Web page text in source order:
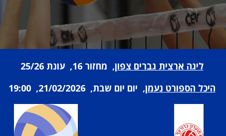
ליגה ארצית גברים צפון, מחזור 16, עונת 25/26
היכל הספורט נעמן, יום יום שבת, 21/02/2026, 19:00